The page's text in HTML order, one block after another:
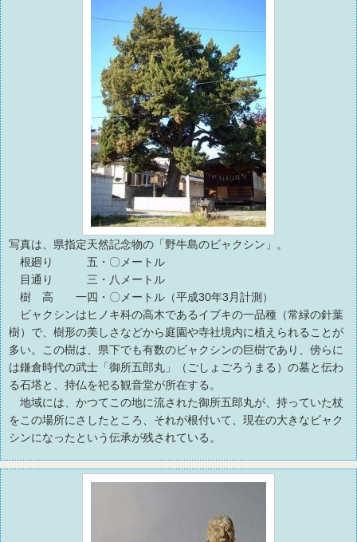
写真は、県指定天然記念物の「野牛島のビャクシン」。
根廻り 五・〇メートル
目通り 三・八メートル
樹 高 一四・〇メートル（平成30年3月計測）
ビャクシンはヒノキ科の高木であるイブキの一品種（常緑の針葉
樹）で、樹形の美しさなどから庭園や寺社境内に植えられることが
多い。この樹は、県下でも有数のビャクシンの巨樹であり、傍らに
は鎌倉時代の武士「御所五郎丸」（ごしょごろうまる）の墓と伝わ
る石塔と、持仏を祀る観音堂が所在する。
地域には、かつてこの地に流された御所五郎丸が、持っていた杖
をこの場所にさしたところ、それが根付いて、現在の大きなビャク
シンになったという伝承が残されている。